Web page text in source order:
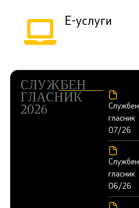
Е-услуги
СЛУЖБЕН
ГЛАСНИК
2026
Службен
гласник
07/26
Службен
гласник
06/26